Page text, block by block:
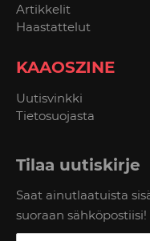
Artikkelit
Haastattelut
KAAOSZINE
Uutisvinkki
Tietosuojasta
Tilaa uutiskirje
Saat ainutlaatuista
suoraan sähköpostiisi!